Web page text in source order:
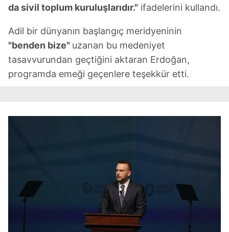
da sivil toplum kuruluşlarıdır." ifadelerini kullandı.
Adil bir dünyanın başlangıç meridyeninin
"benden bize" uzanan bu medeniyet
tasavvurundan geçtiğini aktaran Erdoğan,
programda emeği geçenlere teşekkür etti.